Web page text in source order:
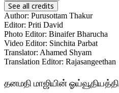
See all credits
Author: Purusottam Thakur
Editor: Priti David
Photo Editor: Binaifer Bharucha
Video Editor: Sinchita Parbat
Translator: Ahamed Shyam
Translation Editor: Rajasangeethan
தனமதி மாஜியின்